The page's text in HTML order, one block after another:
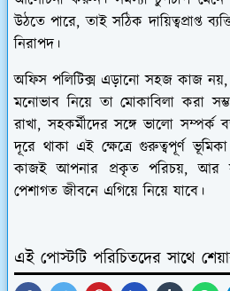
উঠতে পারে, তাই সঠিক দায়িত্বপ্রাপ্ত
নিরাপদ।
অফিস পলিটিক্স এড়ানো সহজ কাজ নয়,
মনোভাব নিয়ে তা মোকাবিলা করা
রাখা, সহকর্মীদের সঙ্গে ভালো
দূরে থাকা এই ক্ষেত্রে গুরুত্বপূর্ণ
কাজই আপনার প্রকৃত পরিচয়, আর
পেশাগত জীবনে এগিয়ে নিয়ে যাবে।
এই পোস্টটি পরিচিতদের সাথে